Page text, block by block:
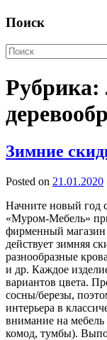
Поиск
Рубрика:
Зимние
Posted on 21.01.2020
Начните новый год
«Муром-Мебель»
фирменный
действует зимняя
разнообразные
и др. Каждое
вариантов цвета.
сосны/березы,
интерьера в
внимание на
комод, тумбы).